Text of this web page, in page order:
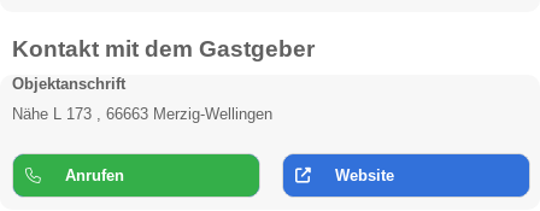
Kontakt mit dem Gastgeber
Objektanschrift
Nähe L 173 , 66663 Merzig-Wellingen
Anrufen Website